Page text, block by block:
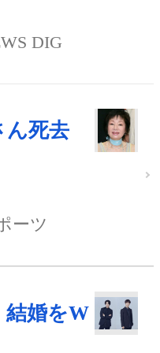
DIG
ん死去
ーツ
結婚をW